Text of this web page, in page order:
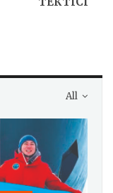
All